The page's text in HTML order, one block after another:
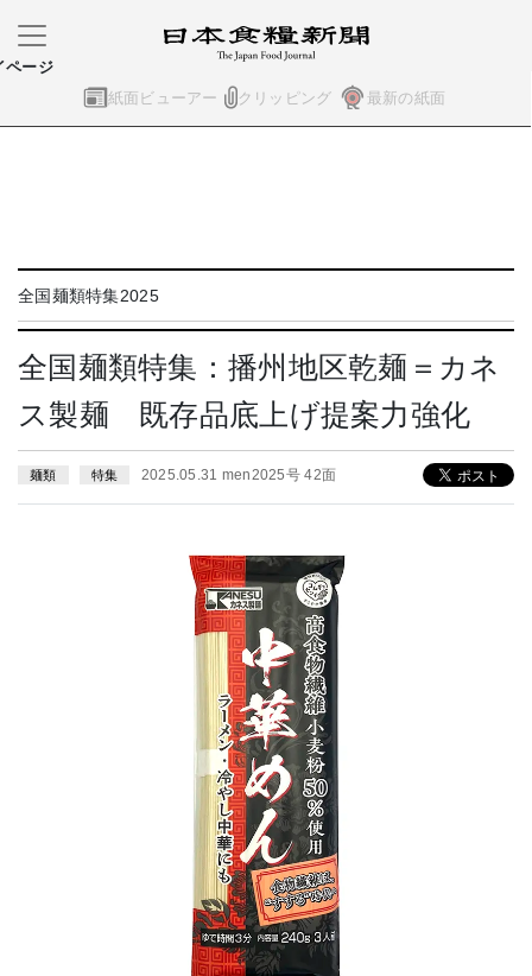
紙面ビューアー クリッピング 最新の紙面
ページ
全国麺類特集2025
全国麺類特集：播州地区乾麺＝カネ
ス製麺 既存品底上げ提案力強化
麺類 特集 2025.05.31 men2025号 42面